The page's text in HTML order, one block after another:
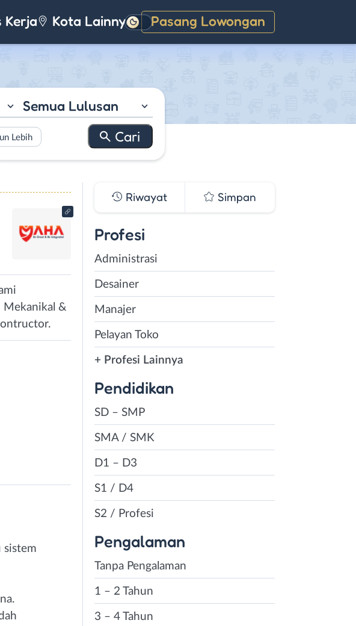
Kerja Kota Lainnya Pasang Lowongan
Gelap
Semua Lulusan
Lebih
Mekanikal &
sistem
Riwayat Simpan
Profesi
Administrasi
Desainer
Manajer
Pelayan Toko
+ Profesi Lainnya
Pendidikan
SD – SMP
SMA / SMK
D1 – D3
S1 / D4
S2 / Profesi
Pengalaman
Tanpa Pengalaman
1 – 2 Tahun
3 – 4 Tahun